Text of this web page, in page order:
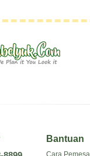
Bantuan